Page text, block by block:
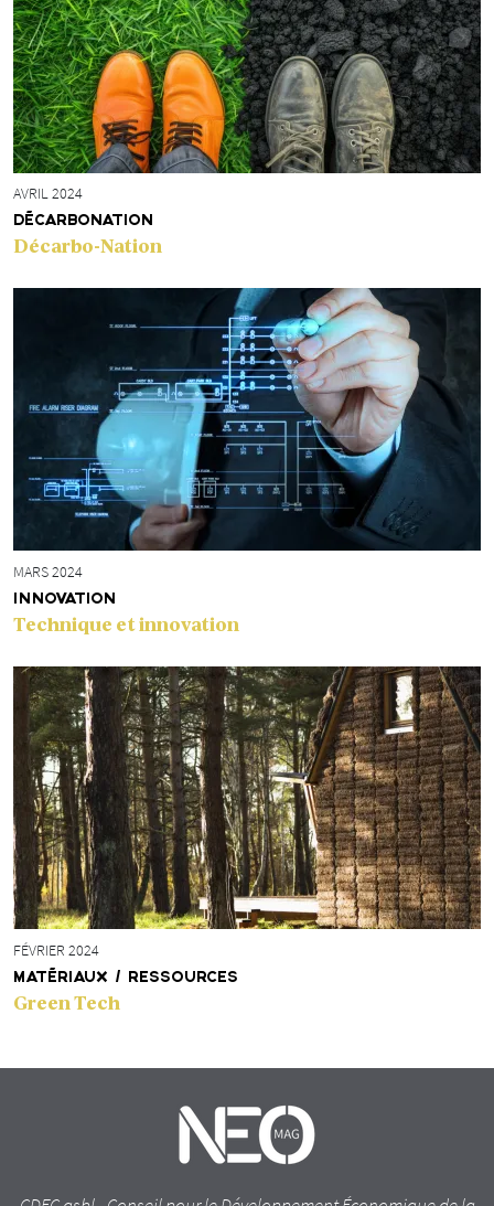
AVRIL 2024
DÉCARBONATION
Décarbo-Nation
MARS 2024
INNOVATION
Technique et innovation
FÉVRIER 2024
MATÉRIAUX / RESSOURCES
Green Tech